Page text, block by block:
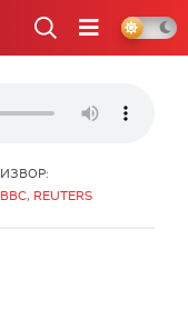
ИЗВОР:
BBC, REUTERS